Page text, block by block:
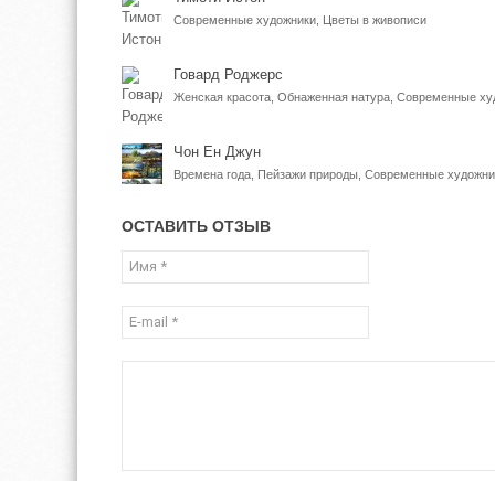
Современные художники, Цветы в живописи
Говард Роджерс
Женская красота, Обнаженная натура, Современные
Чон Ен Джун
Времена года, Пейзажи природы, Современные
ОСТАВИТЬ ОТЗЫВ